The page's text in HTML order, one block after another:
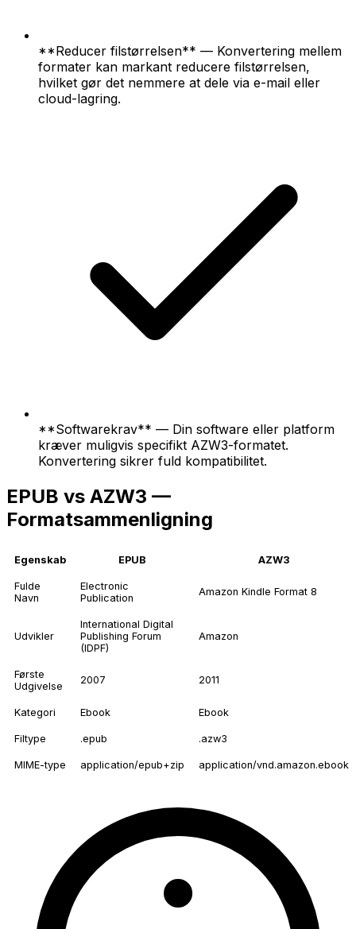
**Reducer filstørrelsen** — Konvertering mellem
formater kan markant reducere filstørrelsen,
hvilket gør det nemmere at dele via e-mail eller
cloud-lagring.
**Softwarekrav** — Din software eller platform
kræver muligvis specifikt AZW3-formatet.
Konvertering sikrer fuld kompatibilitet.
EPUB vs AZW3 —
Formatsammenligning
Egenskab EPUB AZW3
Fulde
Navn
Electronic
Publication
Amazon Kindle Format 8
Udvikler
International Digital
Publishing Forum
(IDPF)
Amazon
Første
Udgivelse
2007 2011
Kategori Ebook Ebook
Filtype .epub .azw3
MIME-type application/epub+zip application/vnd.amazon.ebook